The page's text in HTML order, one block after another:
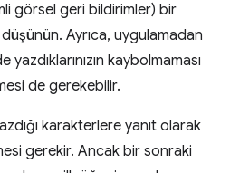
görsel geri bildirimler) bir
Ayrıca, uygulamadan
kaybolmaması
de gerekebilir.
karakterlere yanıt olarak
gerekir. Ancak bir sonraki